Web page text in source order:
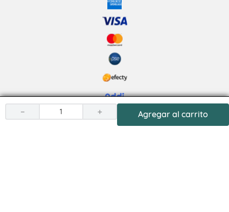
＋
－ Agregar al carrito